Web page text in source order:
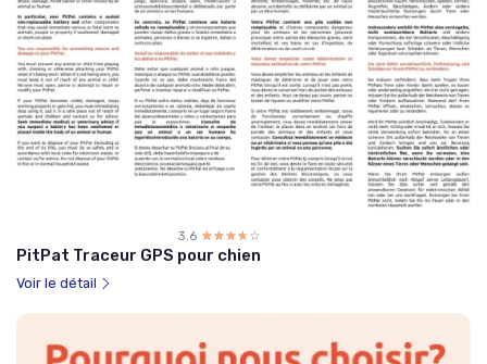
3.6 ☆☆☆☆☆
★★★★★
PitPat Traceur GPS pour chien
Voir le détail